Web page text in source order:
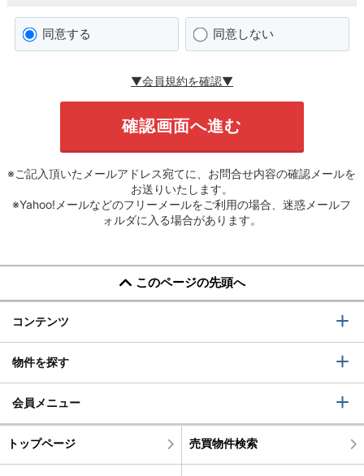
同意する 同意しない
▼会員規約を確認▼
※ご記入頂いたメールアドレス宛てに、お問合せ内容の確認メールを
お送りいたします。
※Yahoo!メールなどのフリーメールをご利用の場合、迷惑メールフ
ォルダに入る場合があります。
このページの先頭へ
コンテンツ
物件を探す
会員メニュー
トップページ 売買物件検索